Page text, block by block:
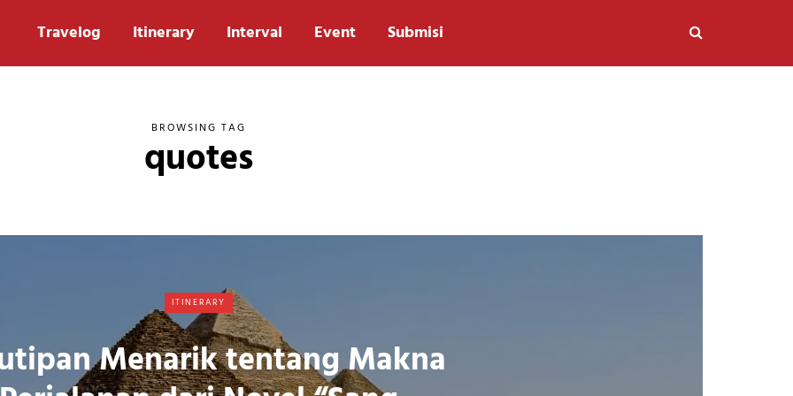
Travelog Itinerary Interval Event Submisi
BROWSING TAG
quotes
ITINERARY
Menarik tentang Makna